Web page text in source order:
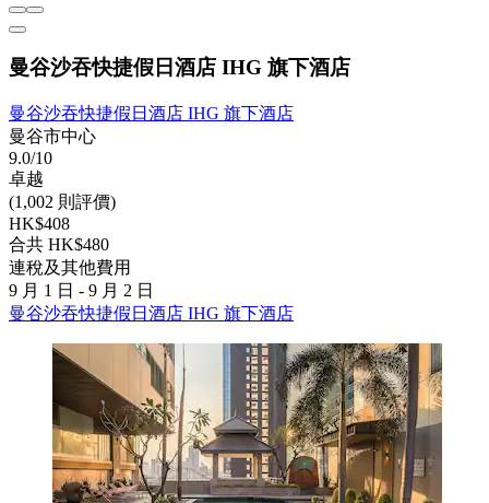
曼谷沙吞快捷假日酒店 IHG 旗下酒店
曼谷沙吞快捷假日酒店 IHG 旗下酒店
曼谷市中心
9.0/10
卓越
(1,002 則評價)
HK$408
合共 HK$480
連稅及其他費用
9 月 1 日 - 9 月 2 日
曼谷沙吞快捷假日酒店 IHG 旗下酒店